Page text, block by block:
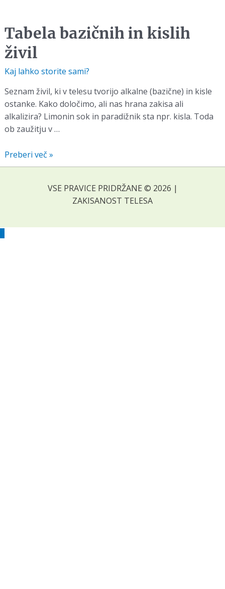
vseh
ravneh!
Tabela bazičnih in kislih
živil
Kaj lahko storite sami?
Seznam živil, ki v telesu tvorijo alkalne (bazične) in kisle
ostanke. Kako določimo, ali nas hrana zakisa ali
alkalizira? Limonin sok in paradižnik sta npr. kisla. Toda
ob zaužitju v …
Tabela
bazičnih
Preberi več »
VSE PRAVICE PRIDRŽANE © 2026 |
ZAKISANOST TELESA